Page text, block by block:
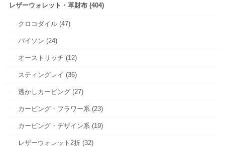
レザーウォレット・革財布 (404)
クロコダイル (47)
パイソン (24)
オーストリッチ (12)
スティングレイ (36)
透かしカービング (27)
カービング・フラワー系 (23)
カービング・デザイン系 (19)
レザーウォレット2折 (32)